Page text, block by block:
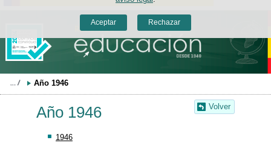
Aceptar Rechazar
Año 1946
Volver
Año 1946
1946